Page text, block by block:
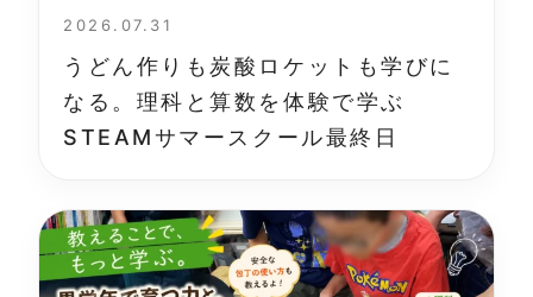
2026.07.31
うどん作りも炭酸ロケットも学びに
なる。理科と算数を体験で学ぶ
STEAMサマースクール最終日